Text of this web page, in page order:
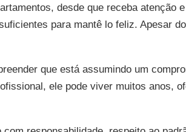
desde que receba atenção
para mantê lo feliz. Apesar
que está assumindo um
ele pode viver muitos anos,